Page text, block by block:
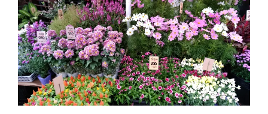
プ
嬢
【プ
ロ
同
士
セ